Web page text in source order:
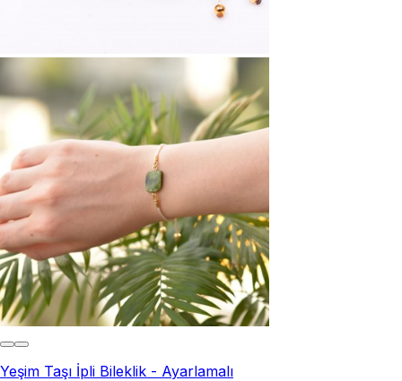
Yeşim Taşı İpli Bileklik - Ayarlamalı